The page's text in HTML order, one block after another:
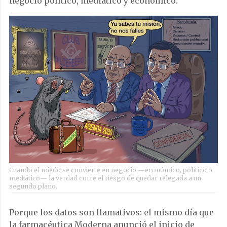
Cuando el miedo se convierte en negocio —económico, político o
mediático— la verdad corre el riesgo de quedar relegada a un
segundo plano.
Porque los datos son llamativos: el mismo día que
la farmacéutica Moderna anunció el inicio de